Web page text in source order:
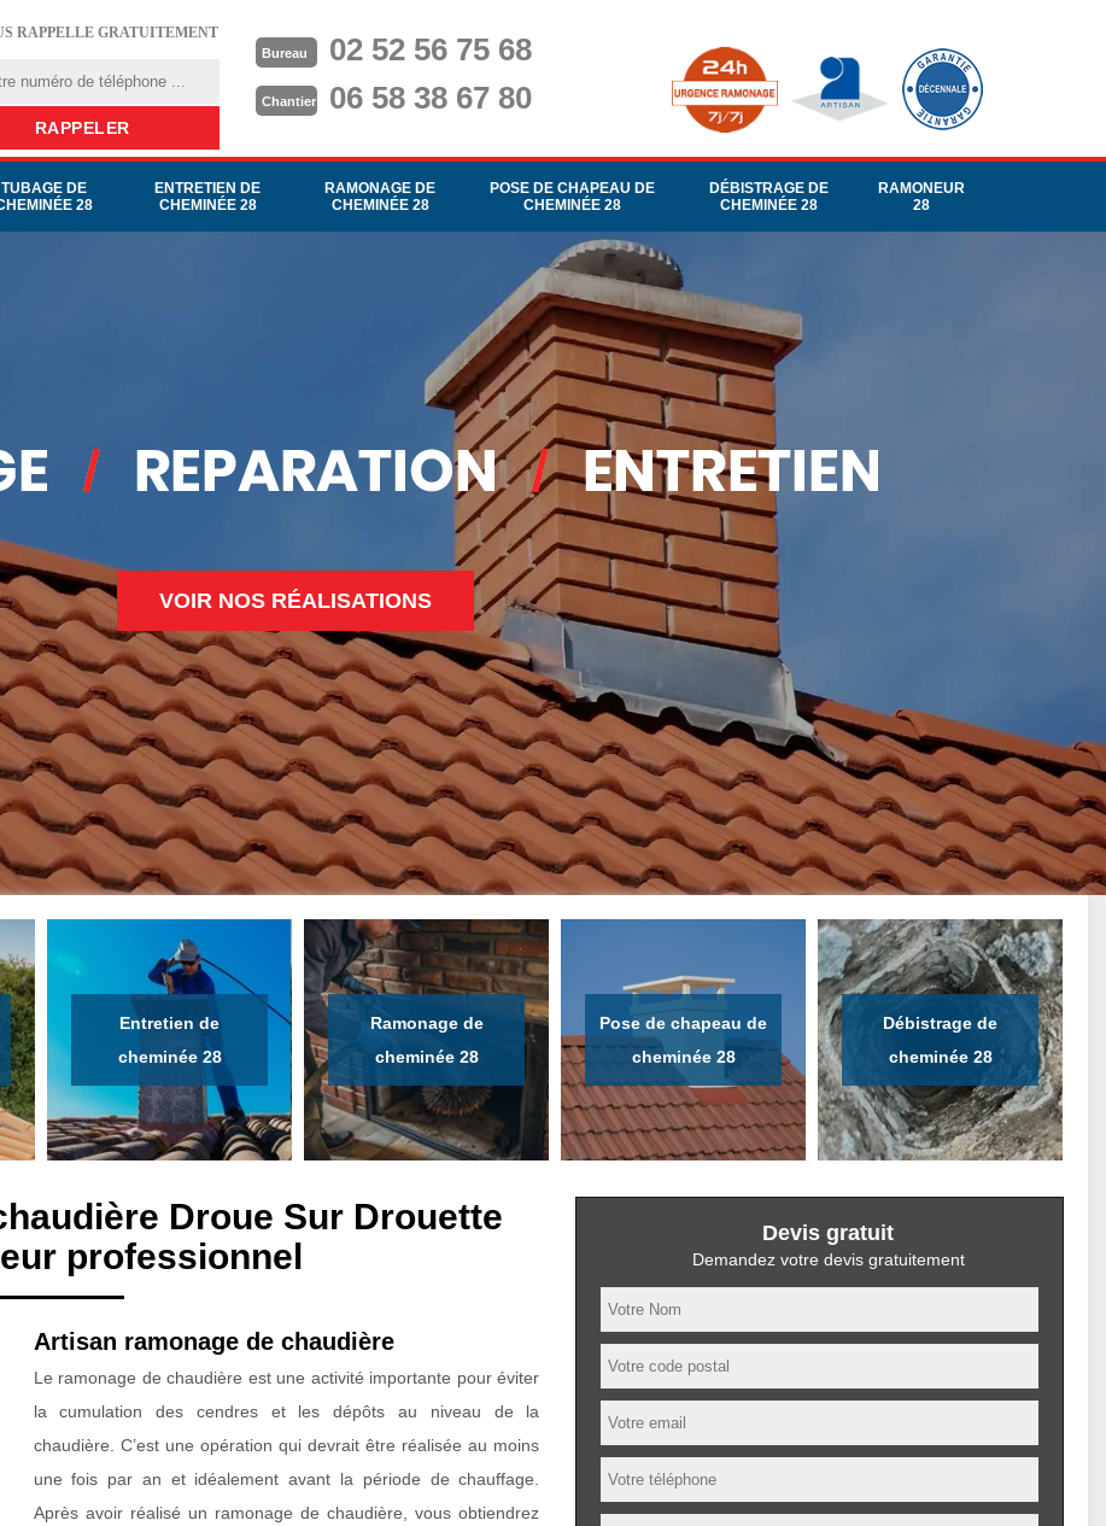
RAPPELLE GRATUITEMENT
Bureau 02 52 56 75 68
Chantier 06 58 38 67 80
TUBAGE DE
28
ENTRETIEN DE
CHEMINÉE 28
RAMONAGE DE
CHEMINÉE 28
POSE DE CHAPEAU DE
CHEMINÉE 28
DÉBISTRAGE DE
CHEMINÉE 28
RAMONEUR
28
VOIR NOS RÉALISATIONS
Entretien de
cheminée 28
Ramonage de
cheminée 28
Pose de chapeau de
cheminée 28
Débistrage de
cheminée 28
Droue Sur Drouette
professionnel
Artisan ramonage de chaudière
Le ramonage de chaudière est une activité importante pour éviter
la cumulation des cendres et les dépôts au niveau de la
chaudière. C’est une opération qui devrait être réalisée au moins
une fois par an et idéalement avant la période de chauffage.
Après avoir réalisé un ramonage de chaudière, vous obtiendrez
Devis gratuit
Demandez votre devis gratuitement